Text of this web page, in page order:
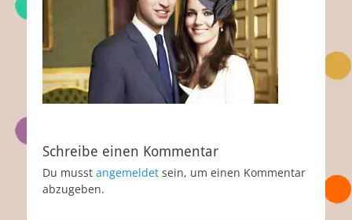
Schreibe einen Kommentar
Du musst angemeldet sein, um einen Kommentar
abzugeben.